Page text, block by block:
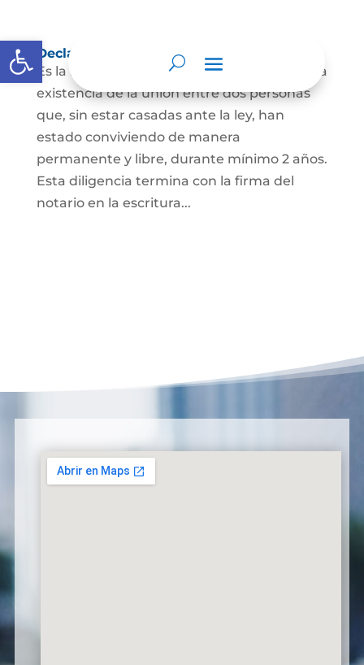
Abrir barra de herramientas
Declaración de Unión Marital de Hecho
Es la manifestación ante juez o notario de la
existencia de la unión entre dos personas
que, sin estar casadas ante la ley, han
estado conviviendo de manera
permanente y libre, durante mínimo 2 años.
Esta diligencia termina con la firma del
notario en la escritura...